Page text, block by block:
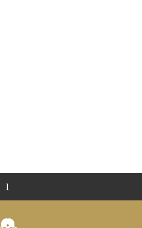
1